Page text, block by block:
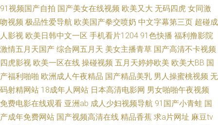
页 激情五月天色色 色婷婷红五月伦理片 无码人妻一区免费 人人干人人摸 免
费色色 青青草原在线精品一区 午夜小视频在线 第一成人福利导航 免费在线
观看av的 豆花视频91在线 九一免费看nb蜜桃 超碰在线激情影音 国产黑料 国
线 97影院 东京干爱ab冻冻 欧美国产精品综合 91九色r 伊人青青网 人人色97
91视频国产自拍 国产美女在线视频 欧美又大 无码四虎 女同激
吻视频 极品性爱导航 欧美国产拳交喷奶 中文字幕第三页 超碰成
人影视 欧美日韩中文一区 手机看片1204 91色快播 福利撸影院
激情五月天国产 综合网五月天 美女主播青草 国产高清不卡视频
四虎影视 欧美一区在线 操碰视频 五月天婷婷欧美 欧美大BB 国
产福利啪啪 欧洲成人午夜精品 国产精品美乳 男人操蜜桃视频 无
码射精网站 18成年人网站 日本高清电影网 男女啪啪午夜视频
免费电影在线观看 亚洲ab 成人少妇视频导航 91国产小青蛙 国
产成年免费网站 国产视频高清在线 精品香蕉 求a片网址 麻豆tv